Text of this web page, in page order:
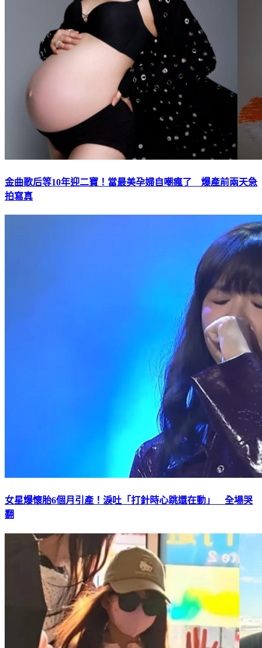
金曲歌后等10年迎二寶！當最美孕婦自嘲瘋了 爆產前兩天急
拍寫真
女星爆懷胎6個月引產！淚吐「打針時心跳還在動」 全場哭
翻